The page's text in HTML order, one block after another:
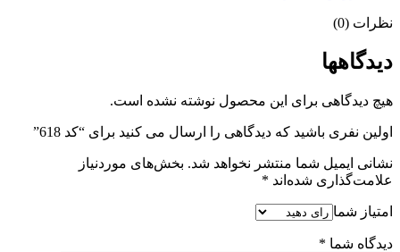
نظرات (0)
دیدگاهها
هیچ دیدگاهی برای این محصول نوشته نشده است.
اولین نفری باشید که دیدگاهی را ارسال می کنید برای “کد 618”
نشانی ایمیل شما منتشر نخواهد شد. بخش‌های موردنیاز
علامت‌گذاری شده‌اند *
امتیاز شما
دیدگاه شما *